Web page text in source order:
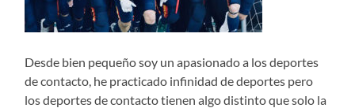
Desde bien pequeño soy un apasionado a los deportes
de contacto, he practicado infinidad de deportes pero
los deportes de contacto tienen algo distinto que solo la